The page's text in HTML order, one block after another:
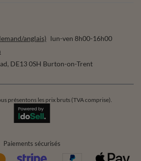
anglais) lun-ven 8h00-16h00
, DE13 0SH Burton-on-Trent
présentons les prix bruts (TVA comprise).
Paiements sécurisés